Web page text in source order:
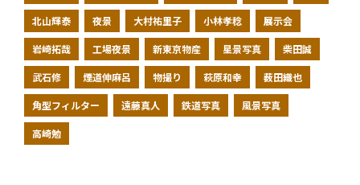
北山輝泰 夜景 大村祐里子 小林孝稔 展示会
岩崎拓哉 工場夜景 新東京物産 星景写真 柴田誠
武石修 煙道伸麻呂 物撮り 萩原和幸 薮田織也
角型フィルター 遠藤真人 鉄道写真 風景写真
高崎勉